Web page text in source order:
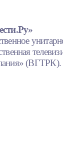
(ВГТРК).